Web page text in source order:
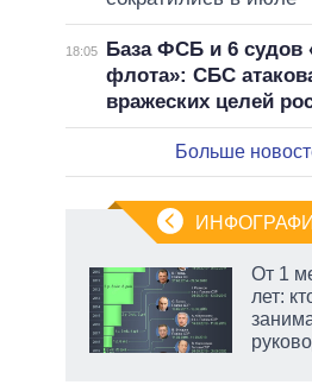
18:05
База ФСБ и 6 судов
флота»: СБС
вражеских целей
Больше
От 1
лет: